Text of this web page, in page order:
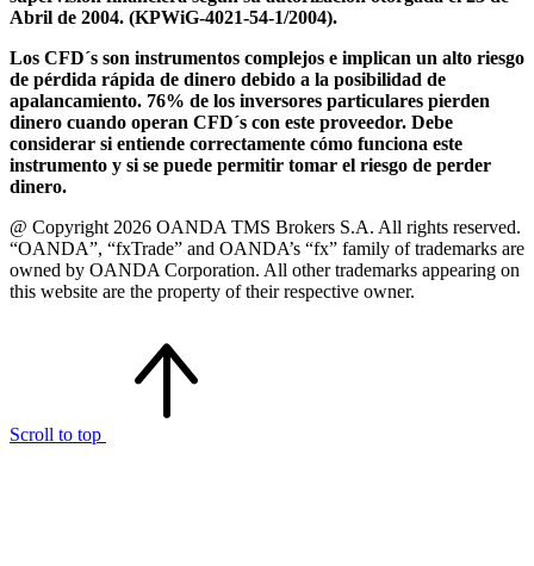
Abril de 2004. (KPWiG-4021-54-1/2004).
Los CFD´s son instrumentos complejos e implican un alto riesgo
de pérdida rápida de dinero debido a la posibilidad de
apalancamiento. 76% de los inversores particulares pierden
dinero cuando operan CFD´s con este proveedor. Debe
considerar si entiende correctamente cómo funciona este
instrumento y si se puede permitir tomar el riesgo de perder
dinero.
@ Copyright 2026 OANDA TMS Brokers S.A. All rights reserved.
“OANDA”, “fxTrade” and OANDA’s “fx” family of trademarks are
owned by OANDA Corporation. All other trademarks appearing on
this website are the property of their respective owner.
Scroll to top